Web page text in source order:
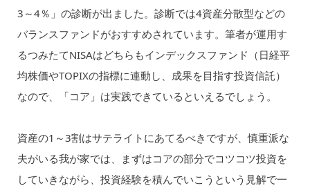
3～4％」の診断が出ました。診断では4資産分散型などの
バランスファンドがおすすめされています。筆者が運用す
るつみたてNISAはどちらもインデックスファンド（日経平
均株価やTOPIXの指標に連動し、成果を目指す投資信託）
なので、「コア」は実践できているといえるでしょう。
資産の1～3割はサテライトにあてるべきですが、慎重派な
夫がいる我が家では、まずはコアの部分でコツコツ投資を
していきながら、投資経験を積んでいこうという見解で一